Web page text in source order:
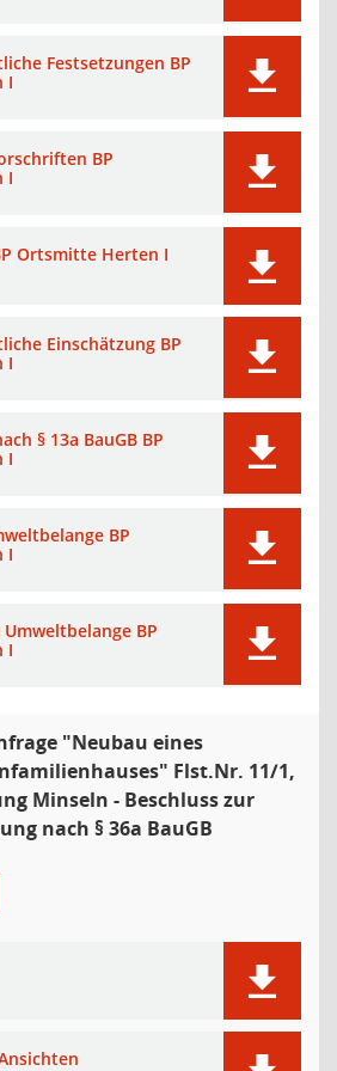
Festsetzungen BP
I
BP
I
Ortsmitte Herten I
Einschätzung BP
I
§ 13a BauGB BP
I
BP
I
BP
I
"Neubau eines
Flst.Nr. 11/1,
Minseln - Beschluss zur
nach § 36a BauGB